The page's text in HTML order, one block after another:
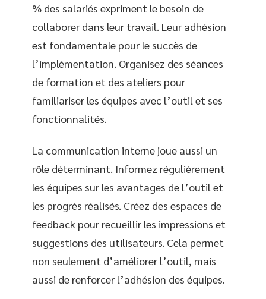
% des salariés expriment le besoin de
collaborer dans leur travail. Leur adhésion
est fondamentale pour le succès de
l’implémentation. Organisez des séances
de formation et des ateliers pour
familiariser les équipes avec l’outil et ses
fonctionnalités.
La communication interne joue aussi un
rôle déterminant. Informez régulièrement
les équipes sur les avantages de l’outil et
les progrès réalisés. Créez des espaces de
feedback pour recueillir les impressions et
suggestions des utilisateurs. Cela permet
non seulement d’améliorer l’outil, mais
aussi de renforcer l’adhésion des équipes.